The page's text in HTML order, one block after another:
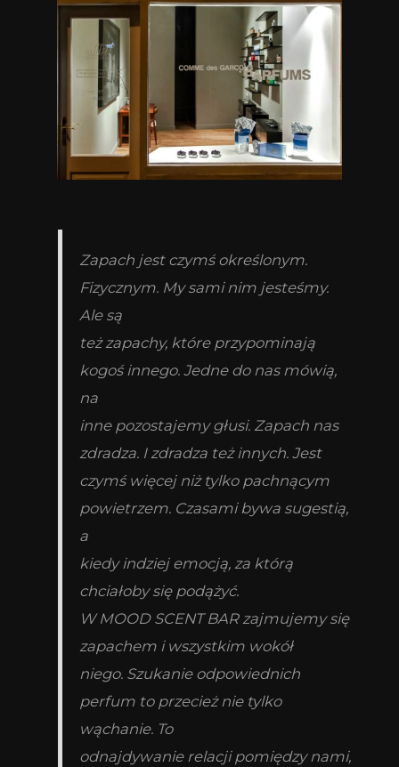
Zapach jest czymś określonym.
Fizycznym. My sami nim jesteśmy.
Ale są
też zapachy, które przypominają
kogoś innego. Jedne do nas mówią,
na
inne pozostajemy głusi. Zapach nas
zdradza. I zdradza też innych. Jest
czymś więcej niż tylko pachnącym
powietrzem. Czasami bywa sugestią,
a
kiedy indziej emocją, za którą
chciałoby się podążyć.
W MOOD SCENT BAR zajmujemy się
zapachem i wszystkim wokół
niego. Szukanie odpowiednich
perfum to przecież nie tylko
wąchanie. To
odnajdywanie relacji pomiędzy nami,